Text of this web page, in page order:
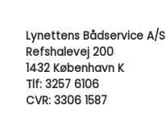
Lynettens Bådservice A/S
Refshalevej 200
1432 København K
Tlf: 3257 6106
CVR: 3306 1587